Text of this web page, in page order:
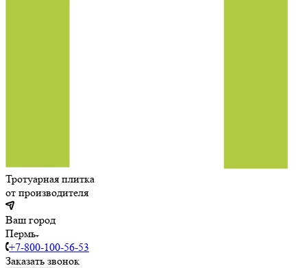
Тротуарная плитка
от производителя
Ваш город
Пермь
+7-800-100-56-53
Заказать звонок